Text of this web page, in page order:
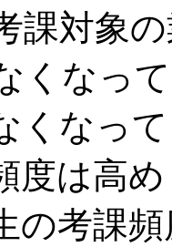
課対象
くなっ
くなっ
度は高
の考課